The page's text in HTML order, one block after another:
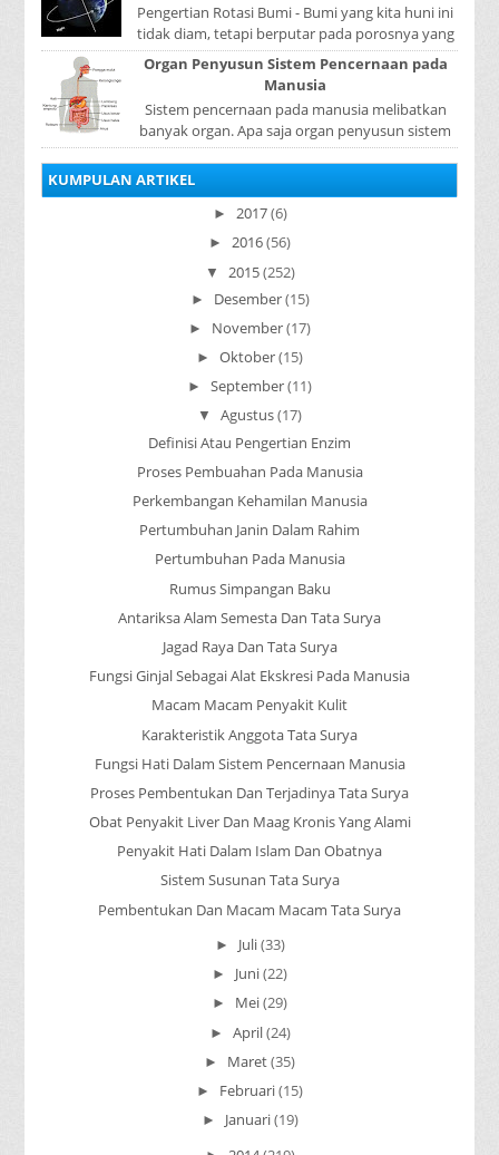
Pengertian Rotasi Bumi - Bumi yang kita huni ini
tidak diam, tetapi berputar pada porosnya yang
disebut rotasi bumi. Waktu yang diperlukan...
Organ Penyusun Sistem Pencernaan pada
Manusia
Sistem pencernaan pada manusia melibatkan
banyak organ. Apa saja organ penyusun sistem
pencernaan pada manusia ? Organ penyusun
KUMPULAN ARTIKEL
► 2017(6)
► 2016(56)
▼ 2015(252)
► Desember(15)
► November(17)
► Oktober(15)
► September(11)
▼ Agustus(17)
Definisi Atau Pengertian Enzim
Proses Pembuahan Pada Manusia
Perkembangan Kehamilan Manusia
Pertumbuhan Janin Dalam Rahim
Pertumbuhan Pada Manusia
Rumus Simpangan Baku
Antariksa Alam Semesta Dan Tata Surya
Jagad Raya Dan Tata Surya
Fungsi Ginjal Sebagai Alat Ekskresi Pada Manusia
Macam Macam Penyakit Kulit
Karakteristik Anggota Tata Surya
Fungsi Hati Dalam Sistem Pencernaan Manusia
Proses Pembentukan Dan Terjadinya Tata Surya
Obat Penyakit Liver Dan Maag Kronis Yang Alami
Penyakit Hati Dalam Islam Dan Obatnya
Sistem Susunan Tata Surya
Pembentukan Dan Macam Macam Tata Surya
► Juli(33)
► Juni(22)
► Mei(29)
► April(24)
► Maret(35)
► Februari(15)
► Januari(19)